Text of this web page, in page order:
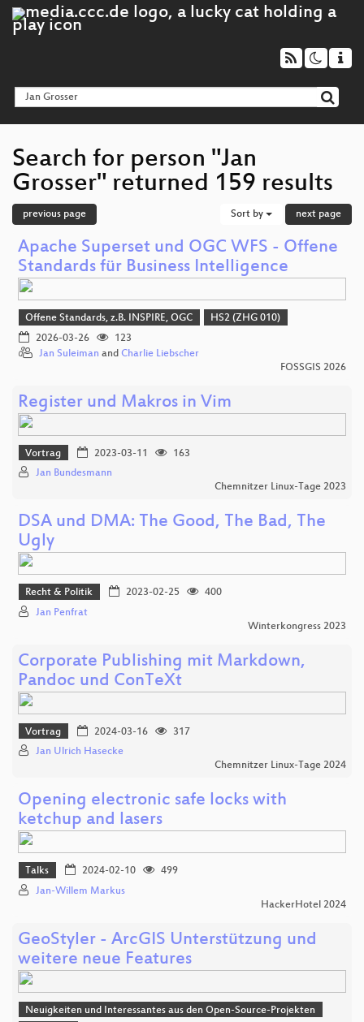
Search for person "Jan
Grosser" returned 159 results
previous page Sort by next page
Apache Superset und OGC WFS - Offene
Standards für Business Intelligence
Offene Standards, z.B. INSPIRE, OGC
HS2 (ZHG 010)
2026-03-26
123
Jan Suleiman and Charlie Liebscher
FOSSGIS 2026
Register und Makros in Vim
Vortrag 2023-03-11
163
Jan Bundesmann
Chemnitzer Linux-Tage 2023
DSA und DMA: The Good, The Bad, The
Ugly
Recht & Politik 2023-02-25
400
Jan Penfrat
Winterkongress 2023
Corporate Publishing mit Markdown,
Pandoc und ConTeXt
Vortrag 2024-03-16
317
Jan Ulrich Hasecke
Chemnitzer Linux-Tage 2024
Opening electronic safe locks with
ketchup and lasers
Talks 2024-02-10
499
Jan-Willem Markus
HackerHotel 2024
GeoStyler - ArcGIS Unterstützung und
weitere neue Features
Neuigkeiten und Interessantes aus den Open-Source-Projekten